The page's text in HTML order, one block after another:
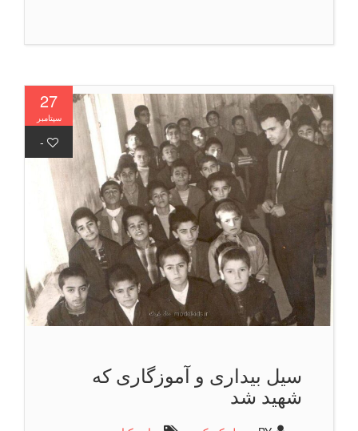
27
سپتامبر
-
سیل بیداری و آموزگاری که
شهید شد